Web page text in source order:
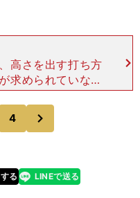
高さを出す打ち方
求められていない
して、失敗するよ
。 また、パッテ
4
る
line LINEで送る